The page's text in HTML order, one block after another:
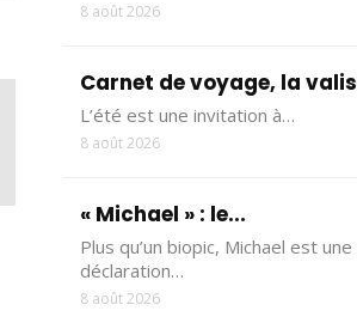
8 août 2026
Carnet de voyage, la
L’été est une invitation à…
8 août 2026
« Michael » : le...
Plus qu’un biopic, Michael est une
déclaration…
8 août 2026